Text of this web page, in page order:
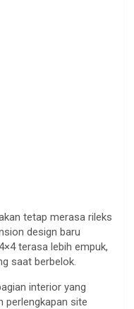
tetap merasa rileks
design baru
terasa lebih empuk,
saat berbelok.
interior yang
perlengkapan site